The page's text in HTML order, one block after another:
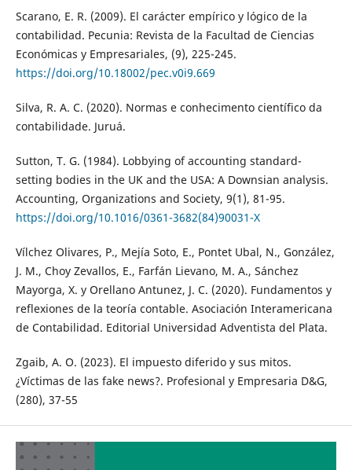
Scarano, E. R. (2009). El carácter empírico y lógico de la
contabilidad. Pecunia: Revista de la Facultad de Ciencias
Económicas y Empresariales, (9), 225-245.
https://doi.org/10.18002/pec.v0i9.669
Silva, R. A. C. (2020). Normas e conhecimento científico da
contabilidade. Juruá.
Sutton, T. G. (1984). Lobbying of accounting standard-
setting bodies in the UK and the USA: A Downsian analysis.
Accounting, Organizations and Society, 9(1), 81-95.
https://doi.org/10.1016/0361-3682(84)90031-X
Vílchez Olivares, P., Mejía Soto, E., Pontet Ubal, N., González,
J. M., Choy Zevallos, E., Farfán Lievano, M. A., Sánchez
Mayorga, X. y Orellano Antunez, J. C. (2020). Fundamentos y
reflexiones de la teoría contable. Asociación Interamericana
de Contabilidad. Editorial Universidad Adventista del Plata.
Zgaib, A. O. (2023). El impuesto diferido y sus mitos.
¿Víctimas de las fake news?. Profesional y Empresaria D&G,
(280), 37-55